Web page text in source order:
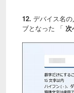
12. デバイス名
ブとなった 「 次